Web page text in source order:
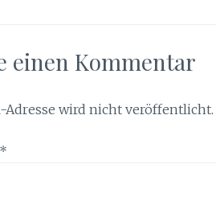
einen Kommentar
Adresse wird nicht veröffentlicht.
*